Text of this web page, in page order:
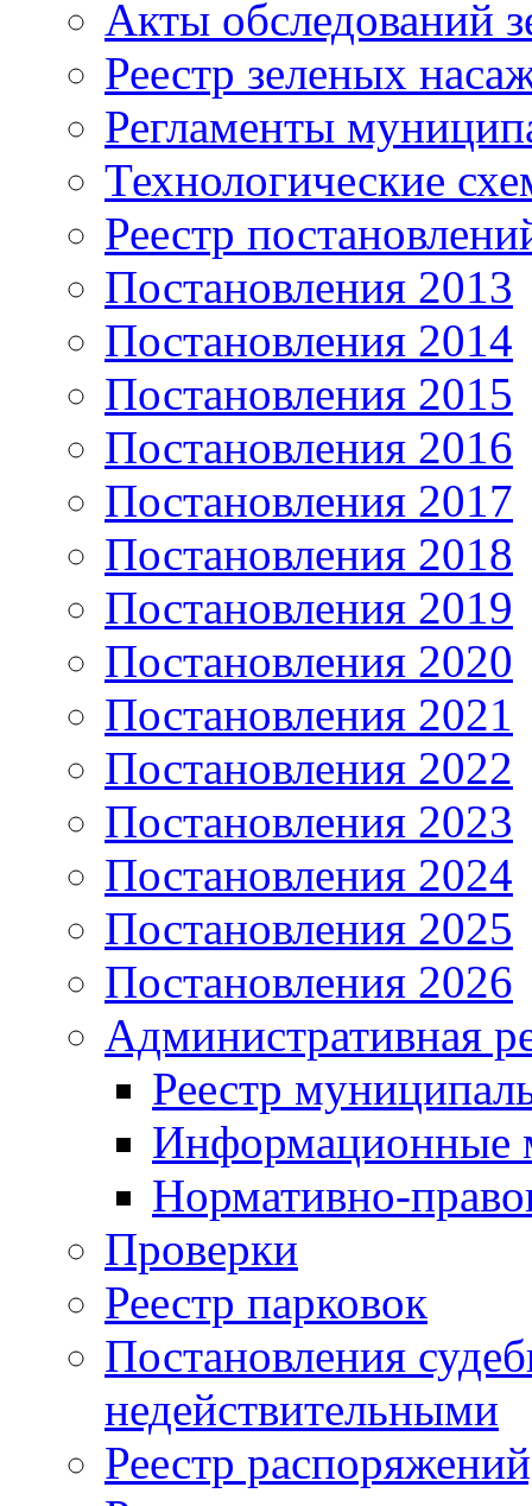
Акты обследований
Реестр зеленых
Регламенты
Технологические
Реестр
Постановления 2013
Постановления 2014
Постановления 2015
Постановления 2016
Постановления 2017
Постановления 2018
Постановления 2019
Постановления 2020
Постановления 2021
Постановления 2022
Постановления 2023
Постановления 2024
Постановления 2025
Постановления 2026
Административная
Реестр
Информационные
Нормативно-
Проверки
Реестр парковок
Постановления
недействительными
Реестр